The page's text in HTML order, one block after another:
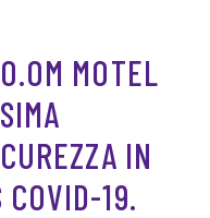
MOTEL
IN
COVID-19.